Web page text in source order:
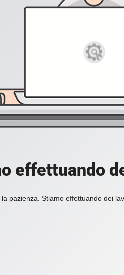
effettuando
pazienza. Stiamo effettuando dei